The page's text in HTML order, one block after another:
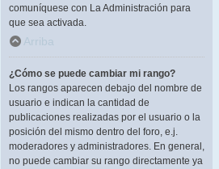
comuníquese con La Administración para
que sea activada.
Arriba
¿Cómo se puede cambiar mi rango?
Los rangos aparecen debajo del nombre de
usuario e indican la cantidad de
publicaciones realizadas por el usuario o la
posición del mismo dentro del foro, e.j.
moderadores y administradores. En general,
no puede cambiar su rango directamente ya